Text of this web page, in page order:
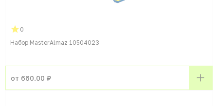
0
Набор MasterAlmaz 10504023
от 660.00 ₽